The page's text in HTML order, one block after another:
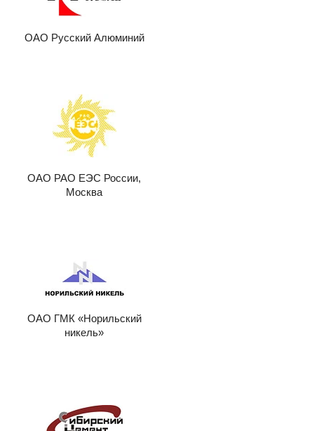
ОАО Русский Алюминий
ОАО РАО ЕЭС России,
Москва
ОАО ГМК «Норильский
никель»